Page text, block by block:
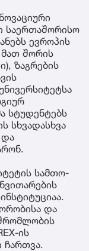
საერთაშორისო
ევროპის
მათ შორის
ზაგრების
სტუდენტებს
სხვადასხვა
და
სამთო-
და
ის
ჩართვა.